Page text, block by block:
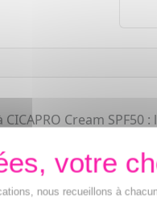
Cream
une très bonne
un pansement
nous recueillons à